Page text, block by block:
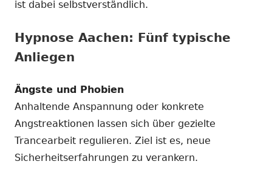
ist dabei selbstverständlich.
Hypnose Aachen: Fünf typische
Anliegen
Ängste und Phobien
Anhaltende Anspannung oder konkrete
Angstreaktionen lassen sich über gezielte
Trancearbeit regulieren. Ziel ist es, neue
Sicherheitserfahrungen zu verankern.